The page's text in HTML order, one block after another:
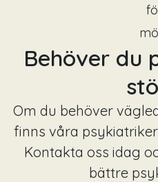
Behöver du
Om du behöver
finns våra
Kontakta oss idag
bättre